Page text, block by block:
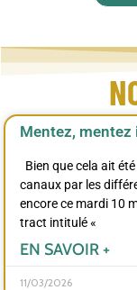
Mentez, mentez
Bien que cela ait
canaux par les
encore ce mardi 10
tract intitulé «
EN SAVOIR +
11/03/2026